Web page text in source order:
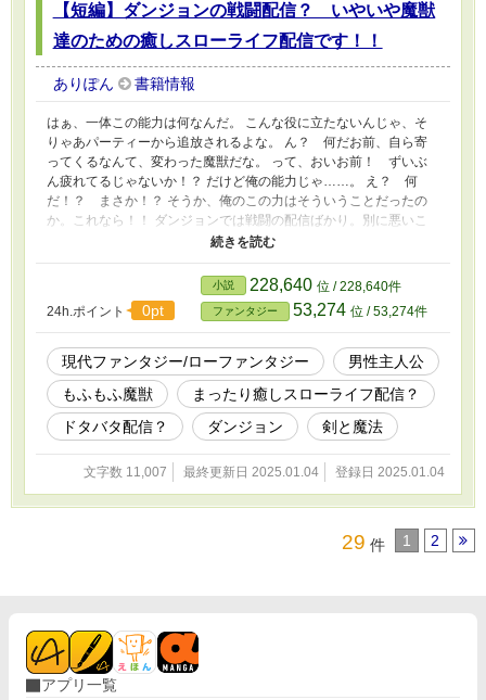
【短編】ダンジョンの戦闘配信？ いやいや魔獣
達のための癒しスローライフ配信です！！
ありぽん 書籍情報
はぁ、一体この能力は何なんだ。 こんな役に立たないんじゃ、そ
りゃあパーティーから追放されるよな。 ん？ 何だお前、自ら寄
ってくるなんて、変わった魔獣だな。 って、おいお前！ ずいぶ
ん疲れてるじゃないか！？ だけど俺の能力じゃ……。 え？ 何
だ！？ まさか！？ そうか、俺のこの力はそういうことだったの
か。これなら！！ ダンジョンでは戦闘の配信ばかり。別に悪いこ
とじゃいけれど、だけど戦闘後の魔獣達は？ 魔獣達だって人同様
疲れるんだ。 だから俺は、授かったこの力を使って戦闘後の魔獣
達を。いやいや共に暮らしている魔獣達 が、まったりゆっくり暮
らせるように、魔獣専用もふもふスローライフ配信を始めよう！！
＝＝＝＝＝＝＝＝＝＝＝＝＝＝＝＝＝＝＝＝＝＝＝＝
＝＝＝ お読みいただきありがとうございます。 こちらの短編、た
だいま掲載しております、 『ダンジョンの戦闘配信？ いやいや
魔獣達のための癒しスローライフ配信です！！』 本編の前日談と
なっております。 本編もよろしくお願いします。
24h.ポイント 0pt
小説 228,640 位 / 228,640件
ファンタジー 53,274 位 / 53,274件
現代ファンタジー/ローファンタジー
男性主人公
もふもふ魔獣
まったり癒しスローライフ配信？
ドタバタ配信？
ダンジョン 剣と魔法
文字数 11,007 最終更新日 2025.01.04 登録日 2025.01.04
29 件 1 2
アプリ一覧